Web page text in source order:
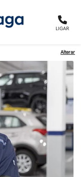
LIGAR
Alterar